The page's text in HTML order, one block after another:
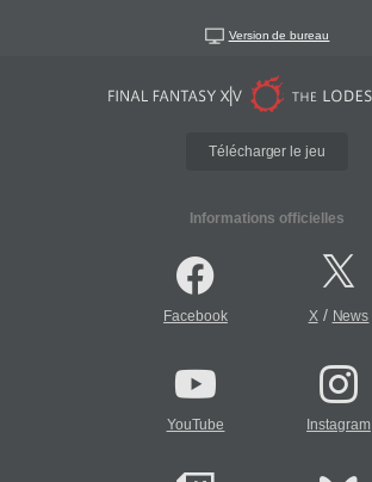
Version de bureau
Télécharger le jeu
Informations officielles
Facebook X/ News
YouTube Instagram